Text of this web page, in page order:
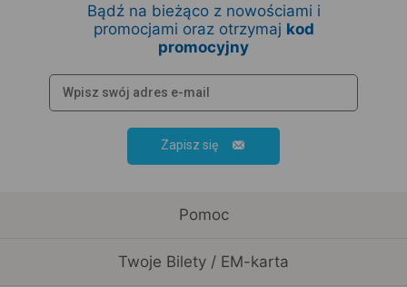
Bądź na bieżąco z nowościami i
promocjami oraz otrzymaj kod
promocyjny
Zapisz się
Pomoc
Twoje Bilety / EM-karta